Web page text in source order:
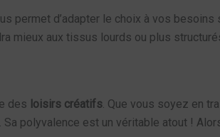
permet d’adapter le choix à vos
mieux aux tissus lourds ou plus
des loisirs créatifs. Que vous soyez en
polyvalence est un véritable atout !